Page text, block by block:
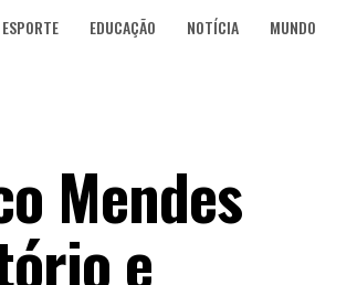
ESPORTE EDUCAÇÃO NOTÍCIA MUNDO
Mendes
e